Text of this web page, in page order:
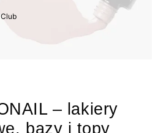
– lakiery
bazy i topy